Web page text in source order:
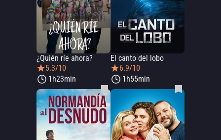
¿Quién ríe ahora?
5.3/10
1h23min
El canto del lobo
6.9/10
1h55min